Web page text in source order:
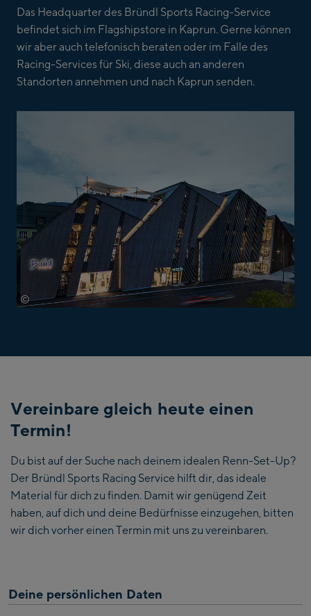
Das Headquarter des Bründl Sports Racing-Service
befindet sich im Flagshipstore in Kaprun. Gerne können
wir aber auch telefonisch beraten oder im Falle des
Racing-Services für Ski, diese auch an anderen
Standorten annehmen und nach Kaprun senden.
© Bründl Sports
Vereinbare gleich heute einen
Termin!
Du bist auf der Suche nach deinem idealen Renn-Set-Up?
Der Bründl Sports Racing Service hilft dir, das ideale
Material für dich zu finden. Damit wir genügend Zeit
haben, auf dich und deine Bedürfnisse einzugehen, bitten
wir dich vorher einen Termin mit uns zu vereinbaren.
Deine persönlichen Daten